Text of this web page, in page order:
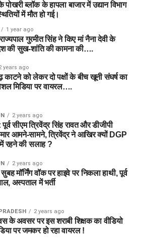
ब्लॉक के हापला बाजार में उद्यान विभाग
में मौत हो गई।
1 year ago
गुरमीत सिंह ने किए मां नैना देवी के
की सुख-शांति की कामना की….
years ago
को लेकर दो पक्षों के बीच खूनी संघर्ष का
मिडिया पर वायरल….
2 years ago
सीएम त्रिवेंद्र सिंह रावत और डीजीपी
आमने-सामने, त्रिवेंद्र ने आखिर क्यों DGP
रहने की सलाह ?
2 years ago
मॉर्निंग वॉक पर हाइवे पर निकला हाथी, पूर्व
अस्पताल में भर्ती
2 years ago
के अवसर पर इस शराबी शिक्षक का वीडियो
पर जमकर हो रहा वायरल !